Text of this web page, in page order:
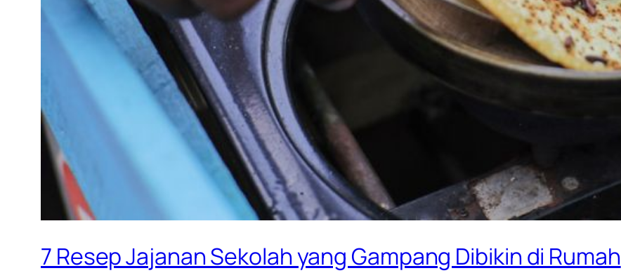
7 Resep Jajanan Sekolah yang Gampang Dibikin di Rumah